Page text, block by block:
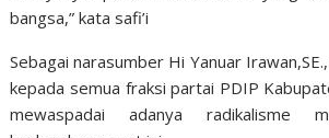
bangsa,” kata safi’i
Sebagai narasumber Hi Yanuar
kepada semua fraksi partai PDIP
mewaspadai adanya radikalisme